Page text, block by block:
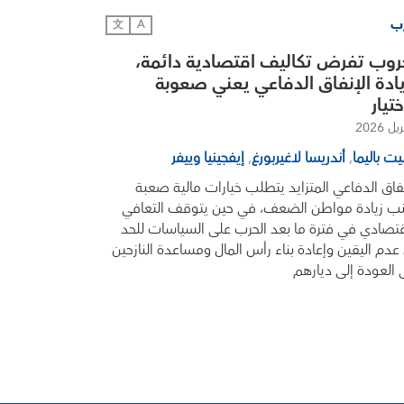
A
文
تفرض تكاليف اقتصادية دائمة،
الإنفاق الدفاعي يعني صعوبة
باليما,أندريسا لاغيربورغ,إيفجينيا وييفر
الدفاعي المتزايد يتطلب خيارات مالية صعبة
زيادة مواطن الضعف، في حين يتوقف التعافي
في فترة ما بعد الحرب على السياسات للحد
اليقين وإعادة بناء رأس المال ومساعدة النازحين
العودة إلى ديارهم